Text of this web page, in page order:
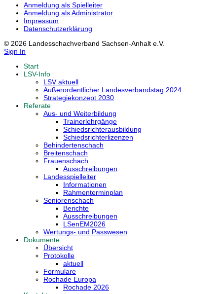
Anmeldung als Spielleiter
Anmeldung als Administrator
Impressum
Datenschutzerklärung
© 2026 Landesschachverband Sachsen-Anhalt e.V.
Sign In
Start
LSV-Info
LSV aktuell
Außerordentlicher Landesverbandstag 2024
Strategiekonzept 2030
Referate
Aus- und Weiterbildung
Trainerlehrgänge
Schiedsrichterausbildung
Schiedsrichterlizenzen
Behindertenschach
Breitenschach
Frauenschach
Ausschreibungen
Landesspielleiter
Informationen
Rahmenterminplan
Seniorenschach
Berichte
Ausschreibungen
LSenEM2026
Wertungs- und Passwesen
Dokumente
Übersicht
Protokolle
aktuell
Formulare
Rochade Europa
Rochade 2026